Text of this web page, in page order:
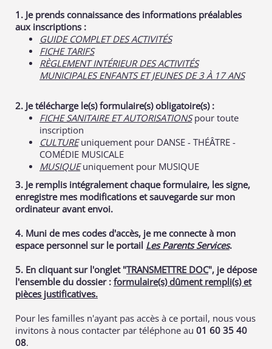
1. Je prends connaissance des informations préalables
aux inscriptions :
GUIDE COMPLET DES ACTIVITÉS
FICHE TARIFS
RÈGLEMENT INTÉRIEUR DES ACTIVITÉS
MUNICIPALES ENFANTS ET JEUNES DE 3 À 17 ANS
2. Je télécharge le(s) formulaire(s) obligatoire(s) :
FICHE SANITAIRE ET AUTORISATIONSpour toute
inscription
CULTUREuniquement pour DANSE - THÉÂTRE -
COMÉDIE MUSICALE
MUSIQUEuniquement pour MUSIQUE
3. Je remplis intégralement chaque formulaire, les signe,
enregistre mes modifications et sauvegarde sur mon
ordinateur avant envoi.
4. Muni de mes codes d'accès, je me connecte à mon
espace personnel sur le portail Les Parents Services.
5. En cliquant sur l'onglet "TRANSMETTRE DOC", je dépose
l'ensemble du dossier : formulaire(s) dûment rempli(s) et
pièces justificatives.
Pour les familles n'ayant pas accès à ce portail, nous vous
invitons à nous contacter par téléphone au 01 60 35 40
08.